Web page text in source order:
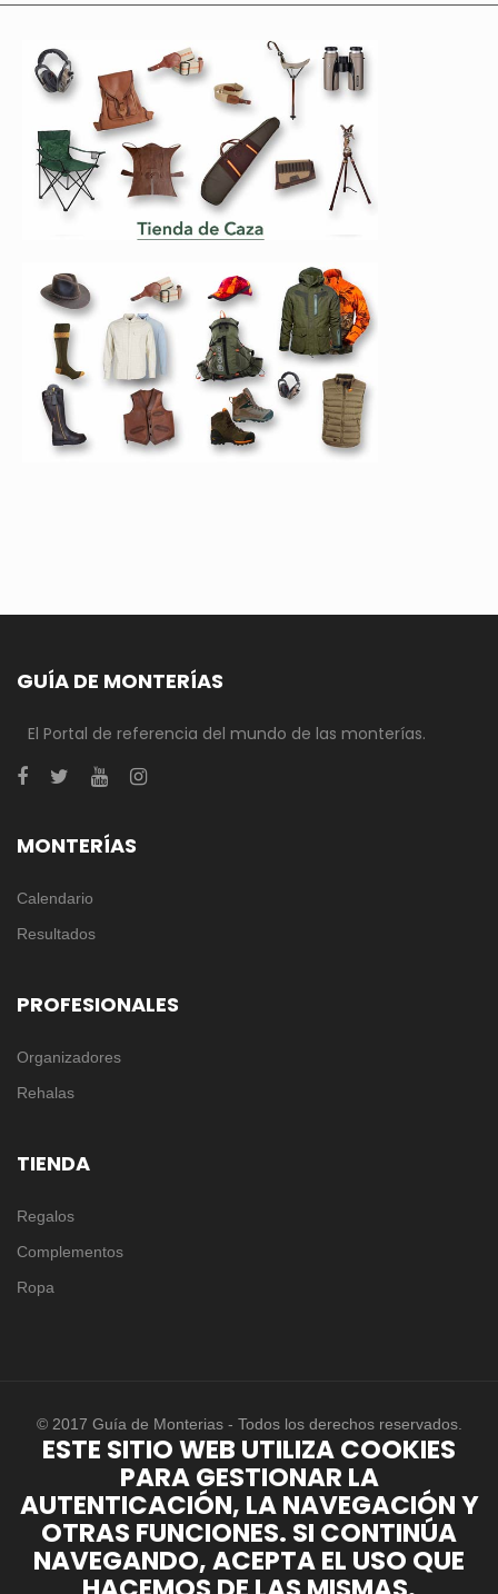
GUÍA DE MONTERÍAS
El Portal de referencia del mundo de las monterías.
MONTERÍAS
Calendario
Resultados
PROFESIONALES
Organizadores
Rehalas
TIENDA
Regalos
Complementos
Ropa
© 2017 Guía de Monterias - Todos los derechos reservados.
ESTE SITIO WEB UTILIZA COOKIES
PARA GESTIONAR LA
AUTENTICACIÓN, LA NAVEGACIÓN Y
OTRAS FUNCIONES. SI CONTINÚA
NAVEGANDO, ACEPTA EL USO QUE